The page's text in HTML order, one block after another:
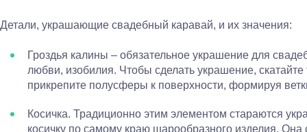
Детали, украшающие свадебный каравай, и их значения:
Гроздья калины – обязательное украшение для
любви, изобилия. Чтобы сделать украшение,
прикрепите полусферы к поверхности, формируя
Косичка. Традиционно этим элементом стараются
косичку по самому краю шарообразного изделия.